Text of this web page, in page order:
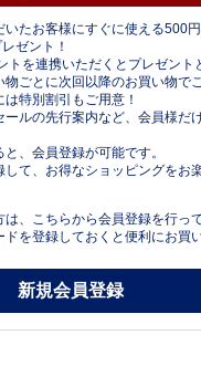
たお客様にすぐに使える500
ゼント！
を連携いただくとプレゼント
物ごとに次回以降のお買い物で
特別割引もご用意！
ルの先行案内など、会員様だ
、会員登録が可能です。
て、お得なショッピングをお
、こちらから会員登録を行っ
ドを登録しておくと便利にお買